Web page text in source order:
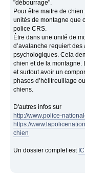
"débourrage".
Pour être maitre de
unités de montagne que
police CRS.
Être dans une unité de
d’avalanche requiert
psychologiques. Cela
chien et de la montagne.
et surtout avoir un
phases d’hélitreuillage
chiens.
D'autres infos sur
http://www.police-
https://
chien
Un dossier complet est ICI